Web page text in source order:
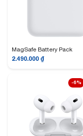
MagSafe Battery Pack
2.490.000 ₫
-6%